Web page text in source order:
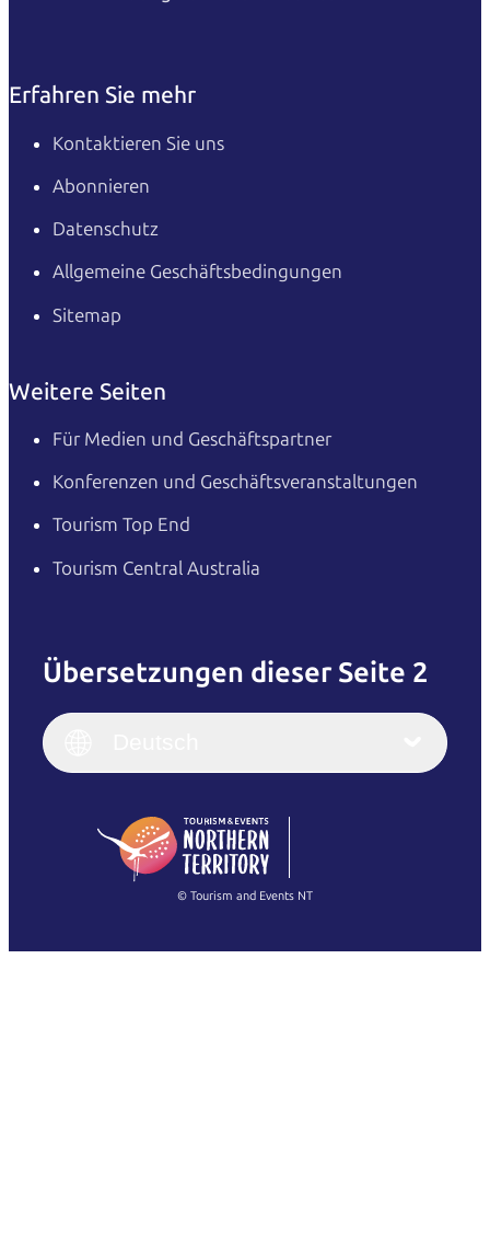
Erfahren Sie mehr
Kontaktieren Sie uns
Abonnieren
Datenschutz
Allgemeine Geschäftsbedingungen
Sitemap
Weitere Seiten
Für Medien und Geschäftspartner
Konferenzen und Geschäftsveranstaltungen
Tourism Top End
Tourism Central Australia
Übersetzungen dieser Seite 2
English
(Singapore)
Français
Italiano
繁體中文
© Tourism and Events NT